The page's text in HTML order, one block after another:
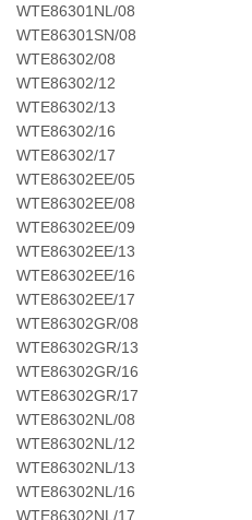
WTE86301NL/08
WTE86301SN/08
WTE86302/08
WTE86302/12
WTE86302/13
WTE86302/16
WTE86302/17
WTE86302EE/05
WTE86302EE/08
WTE86302EE/09
WTE86302EE/13
WTE86302EE/16
WTE86302EE/17
WTE86302GR/08
WTE86302GR/13
WTE86302GR/16
WTE86302GR/17
WTE86302NL/08
WTE86302NL/12
WTE86302NL/13
WTE86302NL/16
WTE86302NL/17